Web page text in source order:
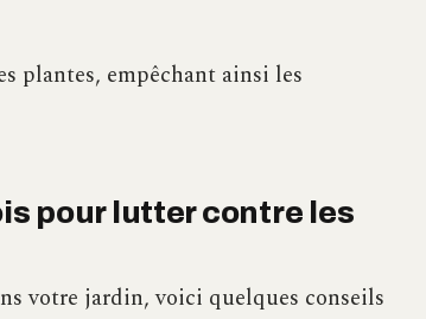
plantes, empêchant ainsi les
pour lutter contre les
votre jardin, voici quelques conseils